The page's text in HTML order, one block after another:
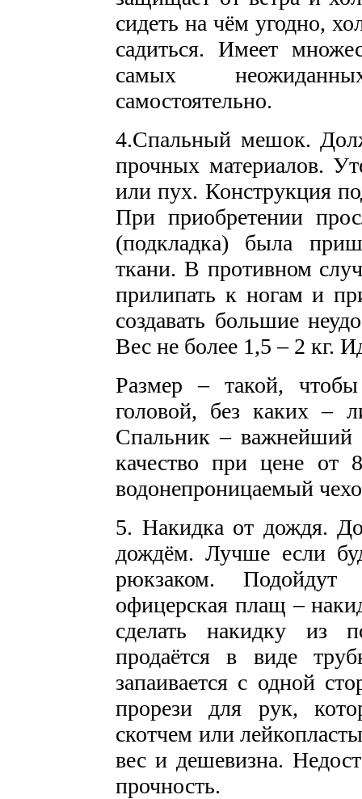
сидеть на чём угодно,
садиться. Имеет
самых
самостоятельно.
4.Спальный мешок.
прочных материалов.
или пух. Конструкция
При приобретении
(подкладка) была
ткани. В противном
прилипать к ногам и
создавать большие
Вес не более 1,5 – 2 кг.
Размер – такой,
головой, без каких –
Спальник – важнейший
качество при цене от
водонепроницаемый
5. Накидка от дождя.
дождём. Лучше если
рюкзаком. Подойдут
офицерская плащ –
сделать накидку из
продаётся в виде
запаивается с одной
прорези для рук,
скотчем или
вес и дешевизна.
прочность.